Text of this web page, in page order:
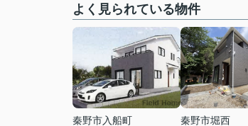
よく見られている物件
秦野市入船町
秦野市堀西